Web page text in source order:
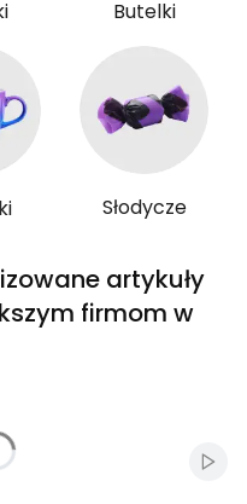
Butelki
Słodycze
artykuły
firmom w